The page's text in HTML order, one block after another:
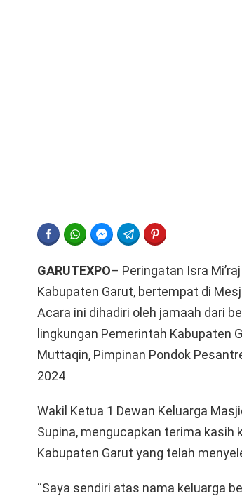
FACEBOOKWHATSAPPFACEBOOK MESSENGER
TELEGRAM
GARUTEXPO– Peringatan Isra
Kabupaten Garut, bertempat di
Acara ini dihadiri oleh jamaah dari
lingkungan Pemerintah Kabupaten
Muttaqin, Pimpinan Pondok
2024
Wakil Ketua 1 Dewan Keluarga
Supina, mengucapkan terima kasih
Kabupaten Garut yang telah
“Saya sendiri atas nama keluarga